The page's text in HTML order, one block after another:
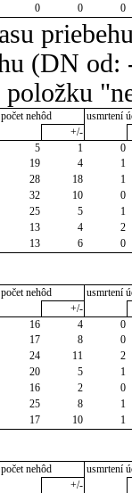
0 0 0
(DN
položku
počet nehôd
usmrtení
+/-
5 1
0
19 4
1
28 18
1
32 10
0
25 5
1
13 4
2
13 6 0
počet nehôd
usmrtení
+/-
16 4
0
17 8
0
24 11
2
20 5
1
16 2
0
25 8
1
17 10 1
počet nehôd
usmrtení
+/-